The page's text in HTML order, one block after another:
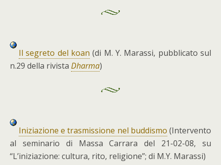
Il segreto del koan (di M. Y. Marassi, pubblicato sul
n.29 della rivista Dharma)
Iniziazione e trasmissione nel buddismo (Intervento
al seminario di Massa Carrara del 21-02-08, su
“L’iniziazione: cultura, rito, religione”; di M.Y. Marassi)